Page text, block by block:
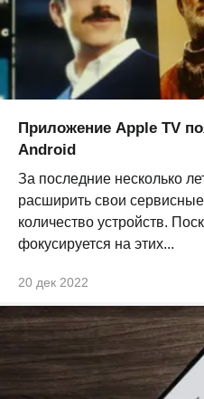
Приложение Apple TV
Android
За последние несколько
расширить свои
количество устройств.
фокусируется на этих...
20 дек 2022